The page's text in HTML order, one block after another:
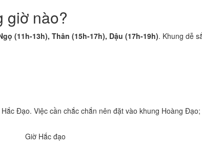
giờ nào?
(11h-13h), Thân (15h-17h), Dậu (17h-19h). Khung dễ
Đạo. Việc cần chắc chắn nên đặt vào khung Hoàng
Giờ Hắc đạo